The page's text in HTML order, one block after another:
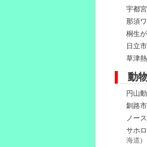
宇都
那須
桐生
日立
草津
動
円山
釧路
ノー
サホ
海道)